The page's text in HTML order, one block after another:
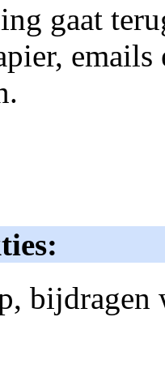
gaat
emails
bijdragen